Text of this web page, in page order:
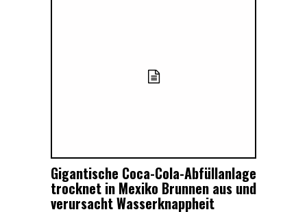
Gigantische Coca-Cola-Abfüllanlage
trocknet in Mexiko Brunnen aus und
verursacht Wasserknappheit